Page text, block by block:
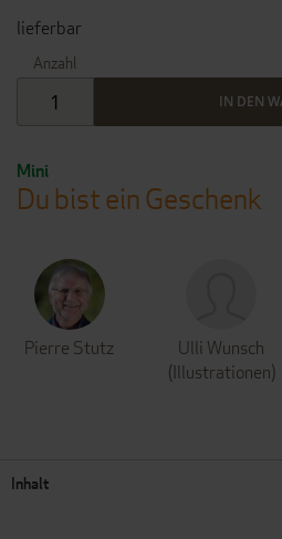
Mini
Du bist ein Geschenk
Pierre Stutz
Ulli Wunsch
(Illustrationen)
lieferbar
Anzahl
IN DEN
Inhalt